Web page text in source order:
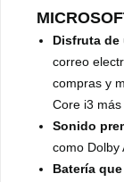
Disfruta
correo
compras y
Core i3 más
Sonido
como Dolby
Batería